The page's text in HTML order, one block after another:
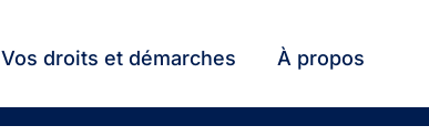
Vos droits et démarches À propos